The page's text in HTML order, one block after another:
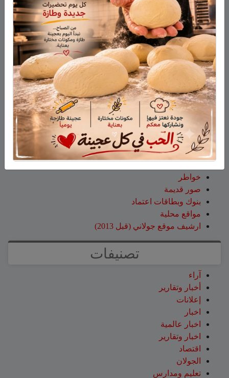
جمعية نحالي الحرمون
عزاتعلى
تخريج 14 نحالاً جديداً في الجولان بإشراف
جمعية نحالي الحرمون
عقاب ابو شاهينعلىالجولاني هادي أبو رافع ينجح في
تسلق قمة مون بلان ويقود فريقاً إلى أعلى نقطة في أوروبا
الغربية
سلمان أبو عوادعلىهل أصبح الزوج أو الزوجة مجرد سلعة
نتخلص منها بعد استعمالها؟
طليع محمودعلى
هل أصبح الزوج أو الزوجة مجرد سلعة
نتخلص منها بعد استعمالها؟
صفحات
خواطر
صور قديمة
بنوك وبطاقات اعتماد
مواقع محلية
ارشيف موقع جولاني (قبل 2013)
تصنيفات
آراء
أخبار وتقارير
إعلانات
اخبار
اخبار عالمية
اخبار وتقارير
اقتصاد
الجولان
تعليم ومدارس